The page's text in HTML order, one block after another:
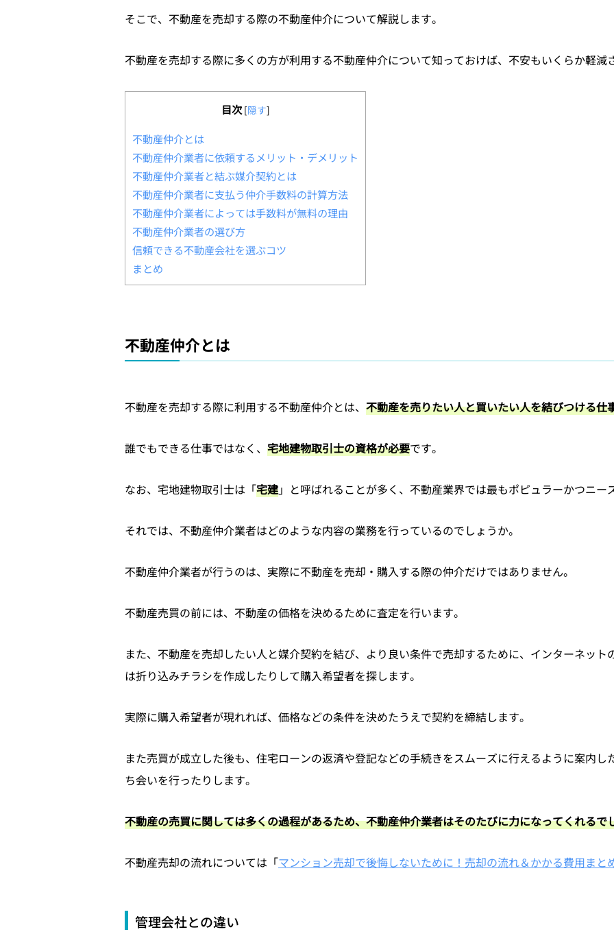
そこで、不動産を売却する際の不動産仲介について解説します。
不動産を売却する際に多くの方が利用する不動産仲介について知っておけば、不安もいくらか軽減
目次 [隠す]
不動産仲介とは
不動産仲介業者に依頼するメリット・デメリット
不動産仲介業者と結ぶ媒介契約とは
不動産仲介業者に支払う仲介手数料の計算方法
不動産仲介業者によっては手数料が無料の理由
不動産仲介業者の選び方
信頼できる不動産会社を選ぶコツ
まとめ
不動産仲介とは
不動産を売却する際に利用する不動産仲介とは、 不動産を売りたい人と買いたい人を結びつける仕
誰でもできる仕事ではなく、 宅地建物取引士の資格が必要です。
なお、宅地建物取引士は「宅建」と呼ばれることが多く、不動産業界では最もポピュラーかつニー
それでは、不動産仲介業者はどのような内容の業務を行っているのでしょうか。
不動産仲介業者が行うのは、実際に不動産を売却・購入する際の仲介だけではありません。
不動産売買の前には、不動産の価格を決めるために査定を行います。
また、不動産を売却したい人と媒介契約を結び、より良い条件で売却するために、インターネッ
は折り込みチラシを作成したりして購入希望者を探します。
実際に購入希望者が現れれば、価格などの条件を決めたうえで契約を締結します。
また売買が成立した後も、住宅ローンの返済や登記などの手続きをスムーズに行えるように案内
ち会いを行ったりします。
不動産の売買に関しては多くの過程があるため、不動産仲介業者はそのたびに力になってくれるで
不動産売却の流れについては「マンション売却で後悔しないために！売却の流れ＆かかる費用まと
管理会社との違い